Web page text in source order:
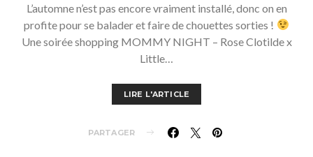
L’automne n’est pas encore vraiment installé, donc on en
profite pour se balader et faire de chouettes sorties !
Une soirée shopping MOMMY NIGHT – Rose Clotilde x
Little…
LIRE L'ARTICLE
PARTAGER